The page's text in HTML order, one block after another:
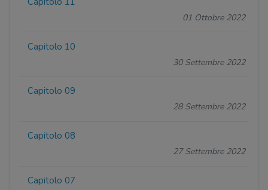
01 Ottobre 2022
Capitolo 10
30 Settembre 2022
Capitolo 09
28 Settembre 2022
Capitolo 08
27 Settembre 2022
Capitolo 07